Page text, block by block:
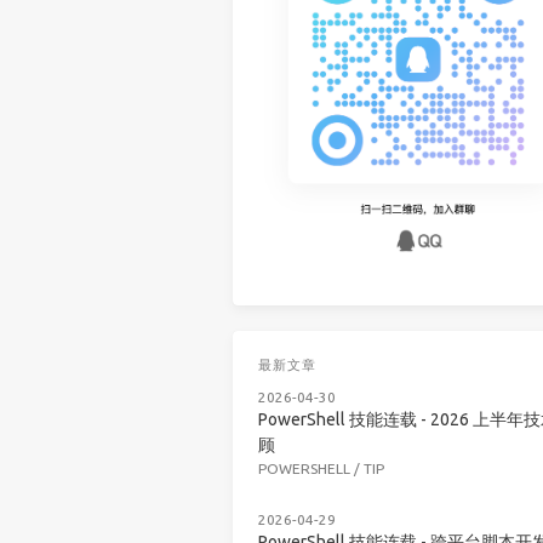
最新文章
2026-04-30
PowerShell 技能连载 - 2026 上半年技
顾
POWERSHELL / TIP
2026-04-29